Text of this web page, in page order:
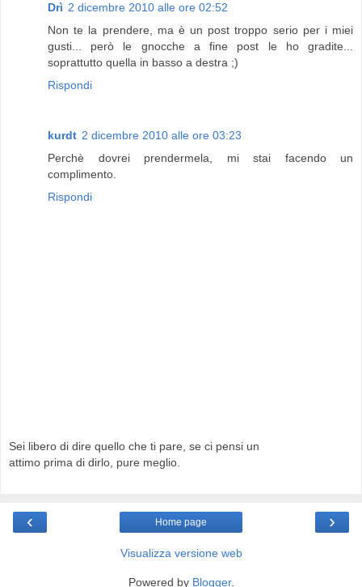
Drì 2 dicembre 2010 alle ore 02:52
Non te la prendere, ma è un post troppo serio per i miei
gusti... però le gnocche a fine post le ho gradite...
soprattutto quella in basso a destra ;)
Rispondi
kurdt 2 dicembre 2010 alle ore 03:23
Perchè dovrei prendermela, mi stai facendo un
complimento.
Rispondi
Sei libero di dire quello che ti pare, se ci pensi un
attimo prima di dirlo, pure meglio.
‹ ›
Home page
Visualizza versione web
Powered by Blogger.